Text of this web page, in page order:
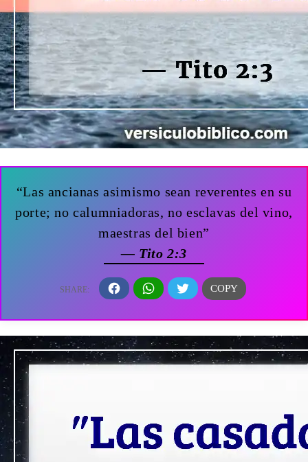
“Las ancianas asimismo sean reverentes en su
porte; no calumniadoras, no esclavas del vino,
maestras del bien”
— Tito 2:3